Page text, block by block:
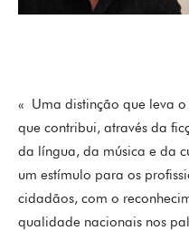
« Uma distinção que leva
que contribui, através da
da língua, da música e da
um estímulo para os
cidadãos, com o
qualidade nacionais nos